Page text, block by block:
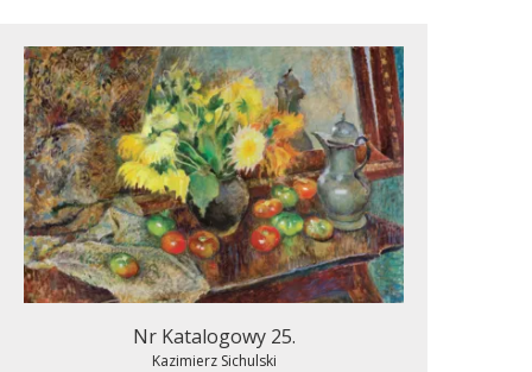
Nr Katalogowy 25.
Kazimierz Sichulski